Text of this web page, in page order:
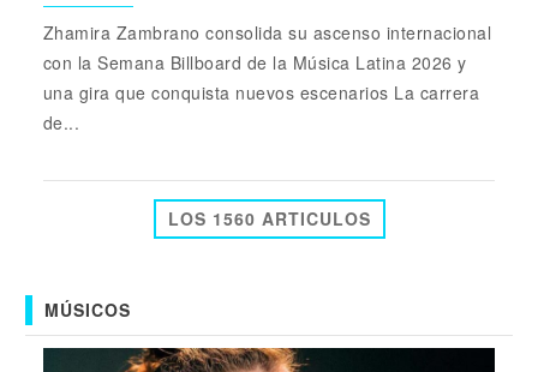
Zhamira Zambrano consolida su ascenso internacional
con la Semana Billboard de la Música Latina 2026 y
una gira que conquista nuevos escenarios La carrera
de...
LOS 1560 ARTICULOS
MÚSICOS